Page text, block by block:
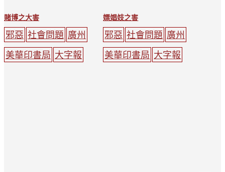
賭博之大害
邪惡 社會問題 廣州
美華印書局 大字報
嫖娼妓之害
邪惡 社會問題 廣州
美華印書局 大字報